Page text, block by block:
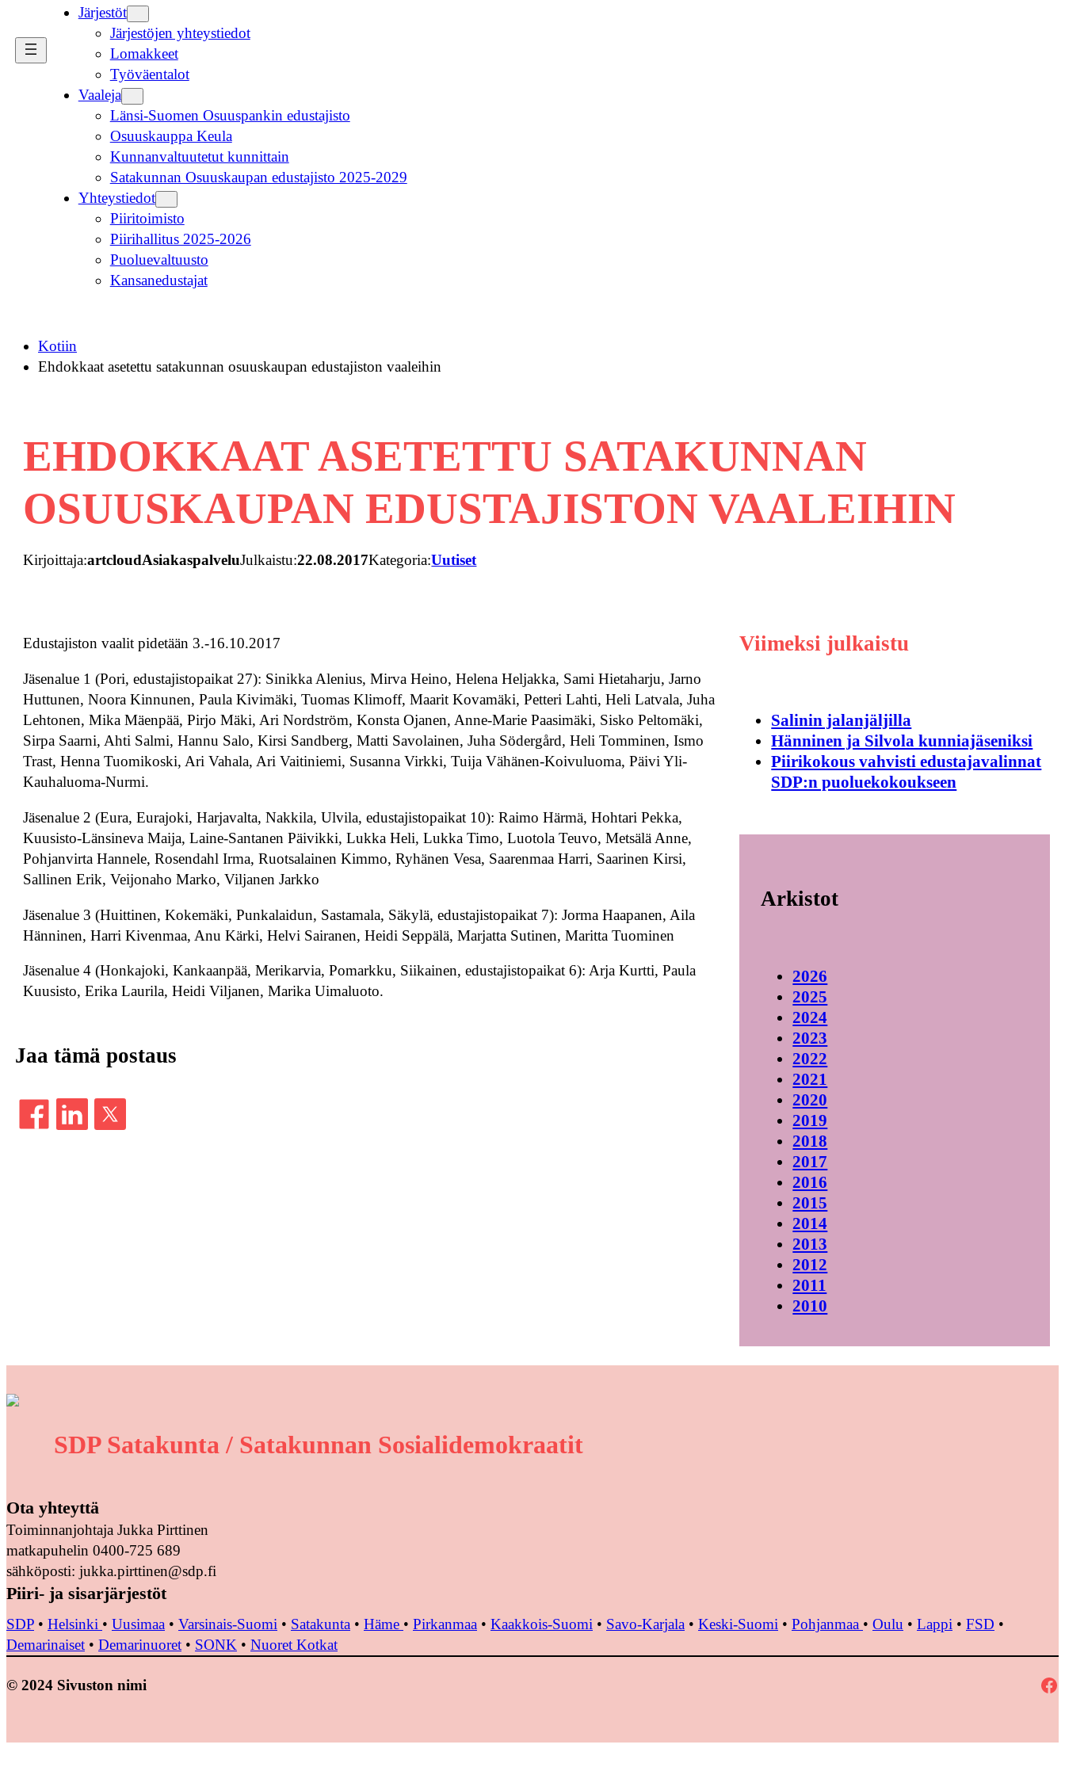
Järjestöt
Järjestöjen yhteystiedot
Lomakkeet
Työväentalot
Vaaleja
Länsi-Suomen Osuuspankin edustajisto
Osuuskauppa Keula
Kunnanvaltuutetut kunnittain
Satakunnan Osuuskaupan edustajisto 2025-2029
Yhteystiedot
Piiritoimisto
Piirihallitus 2025-2026
Puoluevaltuusto
Kansanedustajat
Kotiin
Ehdokkaat asetettu satakunnan osuuskaupan edustajiston vaaleihin
EHDOKKAAT ASETETTU SATAKUNNAN
OSUUSKAUPAN EDUSTAJISTON VAALEIHIN
Kirjoittaja:artcloudAsiakaspalveluJulkaistu:22.08.2017Kategoria:Uutiset
Edustajiston vaalit pidetään 3.-16.10.2017
Jäsenalue 1 (Pori, edustajistopaikat 27): Sinikka Alenius, Mirva Heino, Helena Heljakka, Sami Hietaharju, Jarno
Huttunen, Noora Kinnunen, Paula Kivimäki, Tuomas Klimoff, Maarit Kovamäki, Petteri Lahti, Heli Latvala, Juha
Lehtonen, Mika Mäenpää, Pirjo Mäki, Ari Nordström, Konsta Ojanen, Anne-Marie Paasimäki, Sisko Peltomäki,
Sirpa Saarni, Ahti Salmi, Hannu Salo, Kirsi Sandberg, Matti Savolainen, Juha Södergård, Heli Tomminen, Ismo
Trast, Henna Tuomikoski, Ari Vahala, Ari Vaitiniemi, Susanna Virkki, Tuija Vähänen-Koivuluoma, Päivi Yli-
Kauhaluoma-Nurmi.
Jäsenalue 2 (Eura, Eurajoki, Harjavalta, Nakkila, Ulvila, edustajistopaikat 10): Raimo Härmä, Hohtari Pekka,
Kuusisto-Länsineva Maija, Laine-Santanen Päivikki, Lukka Heli, Lukka Timo, Luotola Teuvo, Metsälä Anne,
Pohjanvirta Hannele, Rosendahl Irma, Ruotsalainen Kimmo, Ryhänen Vesa, Saarenmaa Harri, Saarinen Kirsi,
Sallinen Erik, Veijonaho Marko, Viljanen Jarkko
Jäsenalue 3 (Huittinen, Kokemäki, Punkalaidun, Sastamala, Säkylä, edustajistopaikat 7): Jorma Haapanen, Aila
Hänninen, Harri Kivenmaa, Anu Kärki, Helvi Sairanen, Heidi Seppälä, Marjatta Sutinen, Maritta Tuominen
Jäsenalue 4 (Honkajoki, Kankaanpää, Merikarvia, Pomarkku, Siikainen, edustajistopaikat 6): Arja Kurtti, Paula
Kuusisto, Erika Laurila, Heidi Viljanen, Marika Uimaluoto.
Jaa tämä postaus
Viimeksi julkaistu
Salinin jalanjäljilla
Hänninen ja Silvola kunniajäseniksi
Piirikokous vahvisti edustajavalinnat
SDP:n puoluekokoukseen
Arkistot
2026
2025
2024
2023
2022
2021
2020
2019
2018
2017
2016
2015
2014
2013
2012
2011
2010
SDP Satakunta / Satakunnan Sosialidemokraatit
Ota yhteyttä
Toiminnanjohtaja Jukka Pirttinen
matkapuhelin 0400-725 689
sähköposti: jukka.pirttinen@sdp.fi
Piiri- ja sisarjärjestöt
SDP • Helsinki • Uusimaa • Varsinais-Suomi • Satakunta • Häme • Pirkanmaa • Kaakkois-Suomi • Savo-Karjala • Keski-Suomi • Pohjanmaa • Oulu • Lappi • FSD •
Demarinaiset • Demarinuoret • SONK • Nuoret Kotkat
© 2024 Sivuston nimi Facebook